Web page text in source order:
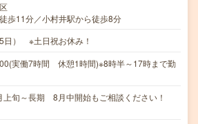
歩11分／小村井駅から徒歩8分
日） ※土日祝お休み！
実働7時間 休憩1時間)※8時半～17時まで勤
上旬～長期 8月中開始もご相談ください！